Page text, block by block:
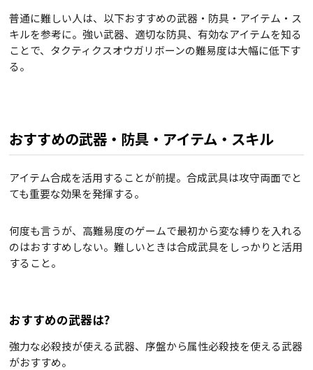
普通に難しい人は、以下おすすめの武器・防具・アイテム・ス
キルを参考に。強い武器、適切な防具、有効なアイテムを知る
ことで、タクティクスオウガリボーンの難易度は大幅に低下す
る。
おすすめの武器・防具・アイテム・スキル
アイテム合成を活用することが前提。合成武具は攻守両面でと
ても重要な効果を発揮する。
何度も言うが、高難易度のゲームで最初から変な縛りを入れる
のはおすすめしない。難しいときは合成武具をしっかりと活用
すること。
おすすめの武器は?
強力な必殺技が使える武器、序盤から属性必殺技を使える武器
がおすすめ。